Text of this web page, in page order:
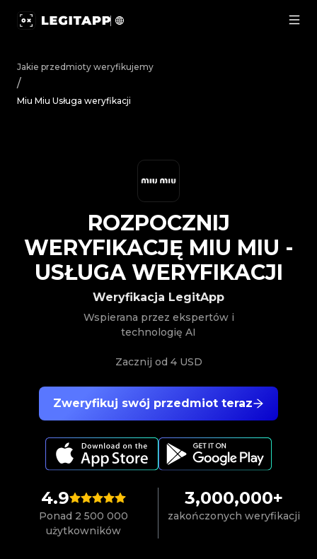
Jakie przedmioty weryfikujemy
/
Miu Miu Usługa weryfikacji
4.9
Ponad 2 500 000
użytkowników
3,000,000+
zakończonych weryfikacji
Zweryfikuj swój przedmiot teraz
Weryfikacja LegitApp
Wspierana przez ekspertów i
technologię AI
Zacznij od 4 USD
ROZPOCZNIJ
WERYFIKACJĘ MIU MIU -
USŁUGA WERYFIKACJI